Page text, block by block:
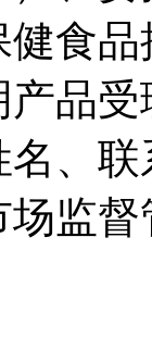
食
品
、
监